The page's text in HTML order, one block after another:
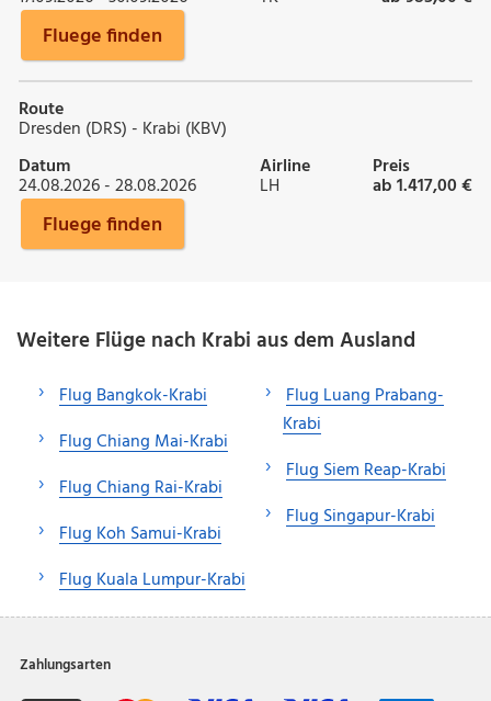
Fluege finden
Route
Dresden (DRS) - Krabi (KBV)
Datum
24.08.2026 - 28.08.2026
Airline
LH
Preis
ab 1.417,00 €
Fluege finden
Weitere Flüge nach Krabi aus dem Ausland
Flug Bangkok-Krabi
Flug Chiang Mai-Krabi
Flug Chiang Rai-Krabi
Flug Koh Samui-Krabi
Flug Kuala Lumpur-Krabi
Flug Luang Prabang-
Krabi
Flug Siem Reap-Krabi
Flug Singapur-Krabi